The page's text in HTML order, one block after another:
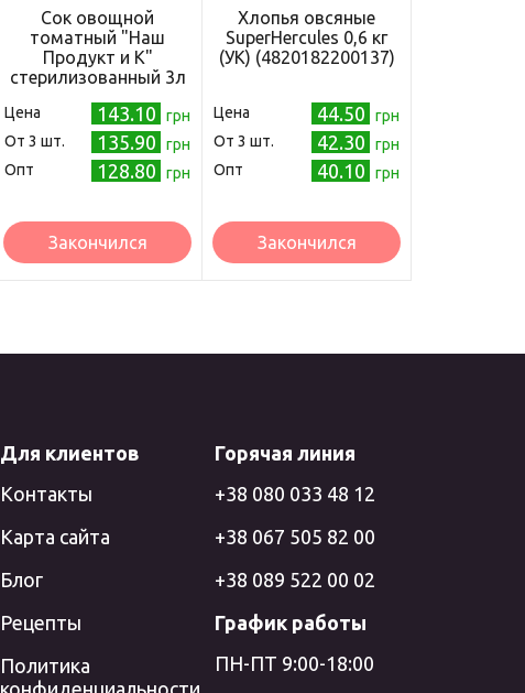
Сок овощной
томатный "Наш
Продукт и К"
стерилизованный 3л
Цена 143.10
грн
Oт 3 шт.
135.90
грн
Опт
128.80 грн
Закончился
Хлопья овсяные
SuperHercules 0,6 кг
(УК) (4820182200137)
Цена 44.50
грн
Oт 3 шт.
42.30
грн
Опт
40.10 грн
Закончился
Для клиентов
Контакты
Карта сайта
Блог
Рецепты
Политика
конфиденциальности
Горячая линия
+38 080 033 48 12
+38 067 505 82 00
+38 089 522 00 02
График работы
ПН-ПТ 9:00-18:00